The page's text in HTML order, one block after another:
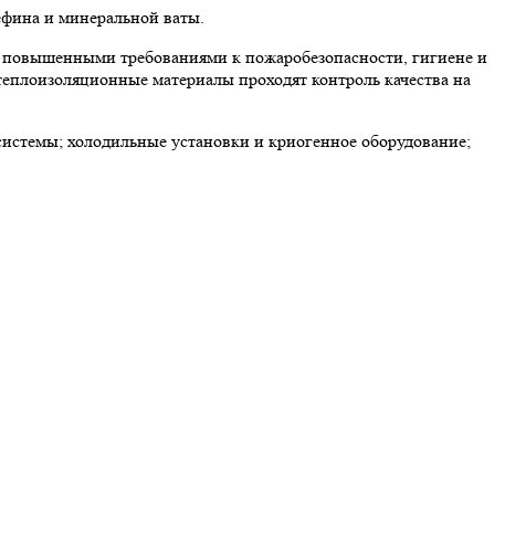
и минеральной ваты.
требованиями к пожаробезопасности, гигиене и
материалы проходят контроль качества на
холодильные установки и криогенное оборудование;